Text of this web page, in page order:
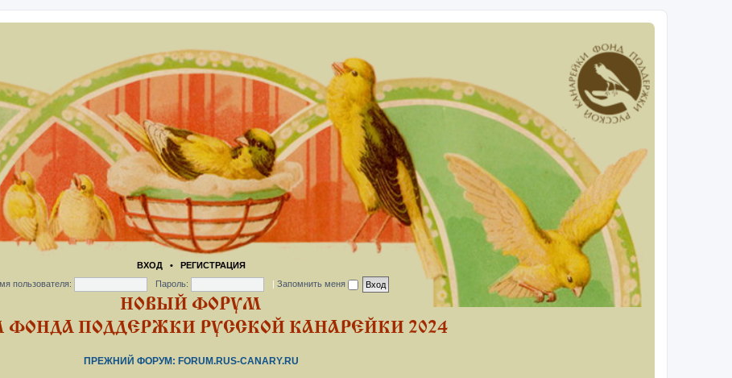
ВХОД• РЕГИСТРАЦИЯ
пользователя:
Пароль: | Запомнить меня
НОВЫЙ ФОРУМ
ПОДДЕРЖКИ РУССКОЙ КАНАРЕЙКИ 2024
ПРЕЖНИЙ ФОРУМ: FORUM.RUS-CANARY.RU